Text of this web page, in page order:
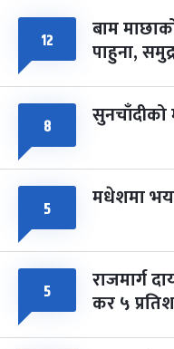
८ फागुपूर्णिमा
चैत्र ८, २०८३-Mar 22,
१२ बाम
पाहुना,
८
५ मधेशमा
५ राजमार्ग
कर ५